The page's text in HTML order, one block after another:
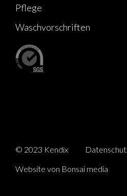
Pflege
Waschvorschriften
© 2023 Kendix
Website von Bonsai media